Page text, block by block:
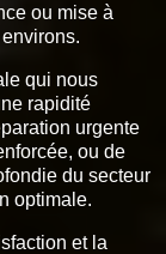
ou mise à
qui nous
rapidité
urgente
ou de
du secteur
optimale.
et la